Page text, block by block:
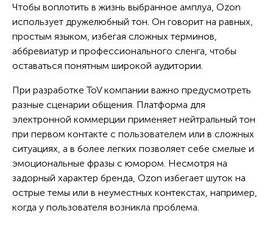
Чтобы воплотить в жизнь выбранное амплуа, Ozon
использует дружелюбный тон. Он говорит на равных,
простым языком, избегая сложных терминов,
аббревиатур и профессионального сленга, чтобы
оставаться понятным широкой аудитории.
При разработке ToV компании важно предусмотреть
разные сценарии общения. Платформа для
электронной коммерции применяет нейтральный тон
при первом контакте с пользователем или в сложных
ситуациях, а в более легких позволяет себе смелые и
эмоциональные фразы с юмором. Несмотря на
задорный характер бренда, Ozon избегает шуток на
острые темы или в неуместных контекстах, например,
когда у пользователя возникла проблема.